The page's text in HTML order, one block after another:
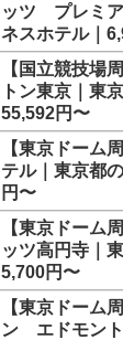
ッツ プレミ
ネスホテル｜
【国立競技場
トン東京｜東
55,592円〜
【東京ドーム
テル｜東京都
円〜
【東京ドーム
ッツ高円寺｜
5,700円〜
【東京ドーム
ン エドモント